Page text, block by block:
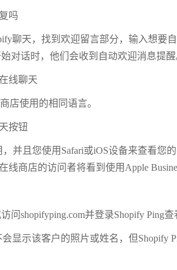
吗
聊天，找到欢迎留言部分，输入想要
对话时，他们会收到自动欢迎消息提醒
线聊天
店使用的相同语言。
按钮
，并且您使用Safari或iOS设备来查看您
线商店的访问者将看到使用Apple
问shopifyping.com并登录Shopify Ping
会显示该客户的照片或姓名，但Shopify